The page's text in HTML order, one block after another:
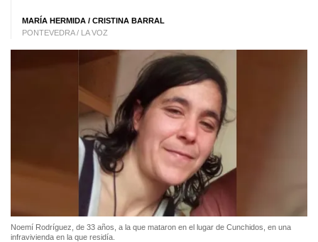
MARÍA HERMIDA / CRISTINA BARRAL
PONTEVEDRA / LA VOZ
Noemí Rodríguez, de 33 años, a la que mataron en el lugar de Cunchidos, en una
infravivienda en la que residía.